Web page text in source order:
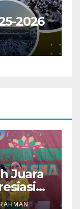
Raih
2025